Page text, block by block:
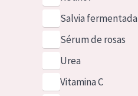
Salvia fermentada
Sérum de rosas
Urea
Vitamina C